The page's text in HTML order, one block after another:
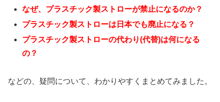
なぜ、プラスチック製ストローが禁止になるのか？
プラスチック製ストローは日本でも廃止になる？
プラスチック製ストローの代わり(代替)は何になる
の？
などの、疑問について、わかりやすくまとめてみました。